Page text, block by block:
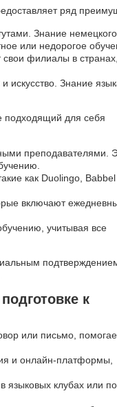
ряд
Знание немецкого
или недорогое
филиалы в
искусство. Знание
подходящий для себя
преподавателями.
как Duolingo, Babbel
включают
учитывая все
к
или письмо,
и онлайн-платформы,
клубах или